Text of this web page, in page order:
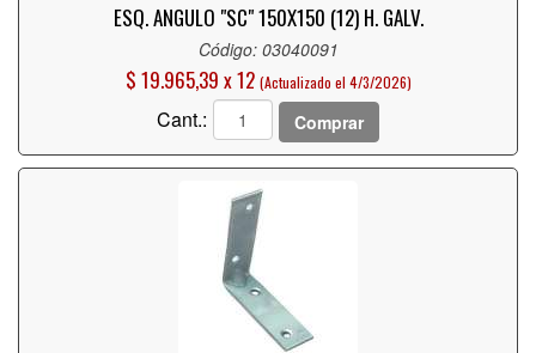
ESQ. ANGULO "SC" 150X150 (12) H. GALV.
Código: 03040091
$ 19.965,39 x 12 (Actualizado el 4/3/2026)
Cant.: Comprar